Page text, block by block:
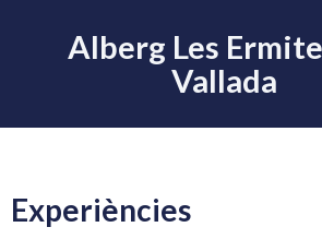
Alberg Les
Vallada
Experiències